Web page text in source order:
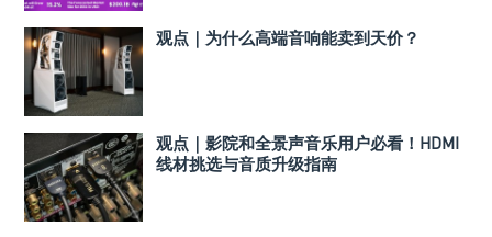
观点｜为什么高端音响能卖到天价？
观点｜影院和全景声音乐用户必看！HDMI
线材挑选与音质升级指南